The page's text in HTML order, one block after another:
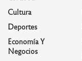
Cultura
Deportes
Economía Y
Negocios